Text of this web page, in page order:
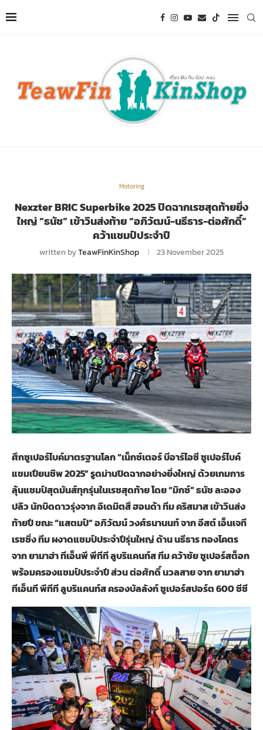
Motoring
Nexzter BRIC Superbike 2025 ปิดฉากเรซสุดท้ายยิ่ง
ใหญ่ “ธนัช” เข้าวินส่งท้าย “อภิวัฒน์-นธีธาร-ต่อศักดิ์”
คว้าแชมป์ประจำปี
written byTeawFinKinShop 23 November 2025
ศึกซูเปอร์ไบค์มาตรฐานโลก “เน็กซ์เตอร์ บีอาร์ไอซี ซูเปอร์ไบค์
แชมเปียนชิพ 2025” รูดม่านปิดฉากอย่างยิ่งใหญ่ ด้วยเกมการ
ลุ้นแชมป์สุดมันส์ทุกรุ่นในเรซสุดท้าย โดย “มิกซ์” ธนัช ละออง
ปลิว นักบิดดาวรุ่งจาก อิเดมิตสึ ฮอนด้า ทีม คริสมาส เข้าวินส่ง
ท้ายปี ขณะ “แสตมป์” อภิวัฒน์ วงศ์ธนานนท์ จาก อีสต์ เอ็นเจที
เรซซิ่ง ทีม ผงาดแชมป์ประจำปีรุ่นใหญ่ ด้าน นธีธาร ทองโคตร
จาก ยามาฮ่า ทีเอ็นพี พีทีที ลูบริแคนท์ส ทีม คว้าชัย ซูเปอร์สต็อก
พร้อมครองแชมป์ประจำปี ส่วน ต่อศักดิ์ นวลสาย จาก ยามาฮ่า
ทีเอ็นที พีทีที ลูบริแคนท์ส ครองบัลลังก์ ซูเปอร์สปอร์ต 600 ซีซี